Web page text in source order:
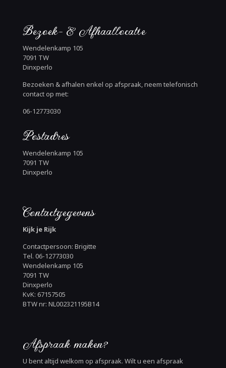
Bezoek- & Afhaallocatie
Wendelenkamp 105
7091 TW
Dinxperlo
Bezoeken & afhalen enkel op afspraak, neem telefonisch
contact op met:
06-12773030
Postadres
Wendelenkamp 105
7091 TW
Dinxperlo
Contactgegevens
Kijk je Rijk
Contactpersoon: Brigitte
Tel. 06-12773030
Wendelenkamp 105
7091 TW
Dinxperlo
KvK: 67157505
BTW nr: NL002321195B14
Afspraak maken?
U bent altijd welkom op afspraak. Wilt u een afspraak